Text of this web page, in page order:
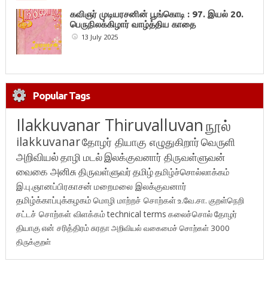
கவிஞர் முடியரசனின் பூங்கொடி : 97. இயல் 20.
பெருநிலக்கிழார் வாழ்த்திய காதை
13 July 2025
Popular Tags
Ilakkuvanar Thiruvalluvanநூல்
ilakkuvanarதோழர் தியாகு எழுதுகிறார்வெருளி
அறிவியல்தாழி மடல்இலக்குவனார் திருவள்ளுவன்
வைகை அனிசுதிருவள்ளுவர்தமிழ்தமிழ்ச்சொல்லாக்கம்
இ.பு.ஞானப்பிரகாசன் மறைமலை இலக்குவனார்
தமிழ்க்காப்புக்கழகம் மொழி மாற்றச் சொற்கள்உ.வே.சா. குறள்நெறி
சட்டச் சொற்கள் விளக்கம்technical terms கலைச்சொல்தோழர்
தியாகுஎன் சரித்திரம்சுரதாஅறிவியல் வகைமைச் சொற்கள் 3000
திருக்குறள்